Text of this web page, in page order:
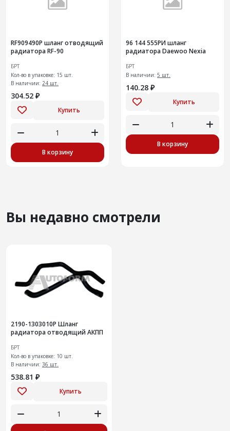
RF909490Р шланг отводящий
радиатора RF-90
БРТ
Кол-во в упаковке: 15 шт.
В наличии: 24 шт.
304.52 ₽
Купить
В корзину
96 144 555РИ шланг
радиатора Daewoo Nexia
БРТ
В наличии: 5 шт.
140.28 ₽
Купить
В корзину
Вы недавно смотрели
2190-1303010Р Шланг
радиатора отводящий АКПП
БРТ
Кол-во в упаковке: 10 шт.
В наличии: 36 шт.
538.81 ₽
Купить